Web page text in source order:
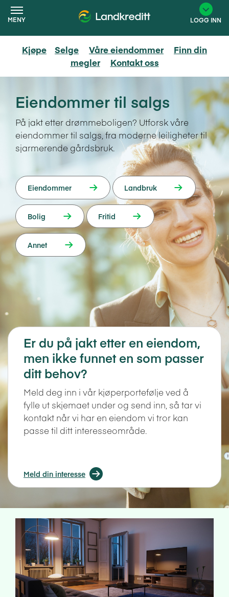
MENY LOGG INN
×
Kjøpe Selge Våre eiendommer
Finn din
megler
Kontakt oss
Eiendommer til salgs
På jakt etter drømmeboligen? Utforsk våre
eiendommer til salgs, fra moderne leiligheter til
sjarmerende gårdsbruk.
Eiendommer Landbruk
Bolig Fritid
Annet
Er du på jakt etter en eiendom,
men ikke funnet en som passer
ditt behov?
Meld deg inn i vår kjøperportefølje ved å
fylle ut skjemaet under og send inn, så tar vi
kontakt når vi har en eiendom vi tror kan
passe til ditt interesseområde.
Meld din interesse